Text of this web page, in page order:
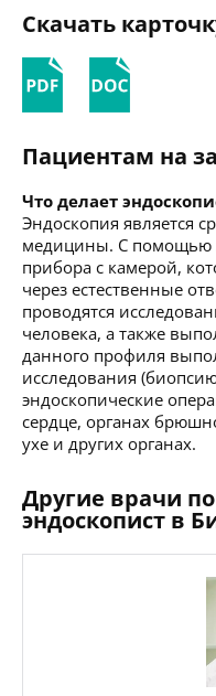
Скачать
Пациентам на
Что делает
Эндоскопия является
медицины. С помощью
прибора с камерой,
через естественные
проводятся
человека, а также
данного профиля
исследования
эндоскопические
сердце, органах
ухе и других органах.
Другие врачи
эндоскопист в